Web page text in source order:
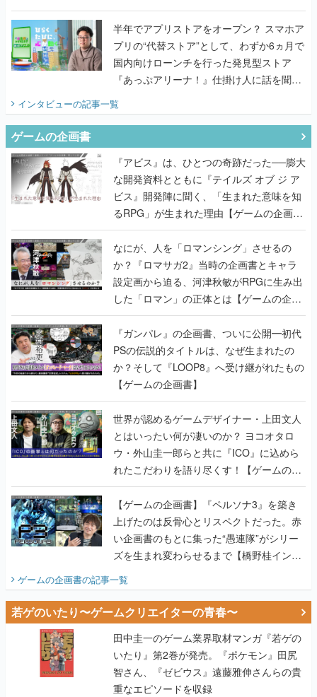
うこだわりをプロデューサーに聞いた
半年でアプリストアをオープン？ スマホア
プリの“代替ストア”として、わずか6ヵ月で
国内向けローンチを行った発見型ストア
『あっぷアリーナ！』仕掛け人に話を聞い
てみた
インタビューの記事一覧
ゲームの企画書
『アビス』は、ひとつの奇跡だった──膨大
な開発資料とともに『テイルズ オブ ジ ア
ビス』開発陣に聞く、「生まれた意味を知
るRPG」が生まれた理由【ゲームの企画
書】
なにが、人を「ロマンシング」させるの
か？『ロマサガ2』当時の企画書とキャラ
設定画から迫る、河津秋敏がRPGに生み出
した「ロマン」の正体とは【ゲームの企画
書】
『ガンパレ』の企画書、ついに公開━初代
PSの伝説的タイトルは、なぜ生まれたの
か？そして『LOOP8』へ受け継がれたもの
【ゲームの企画書】
世界が認めるゲームデザイナー・上田文人
とはいったい何が凄いのか？ ヨコオタロ
ウ・外山圭一郎らと共に『ICO』に込めら
れたこだわりを語り尽くす！【ゲームの企
画書】
【ゲームの企画書】『ペルソナ3』を築き
上げたのは反骨心とリスペクトだった。赤
い企画書のもとに集った“愚連隊”がシリー
ズを生まれ変わらせるまで【橋野桂インタ
ビュー】
ゲームの企画書の記事一覧
若ゲのいたり〜ゲームクリエイターの青春〜
田中圭一のゲーム業界取材マンガ『若ゲの
いたり』第2巻が発売。『ポケモン』田尻
智さん、『ゼビウス』遠藤雅伸さんらの貴
重なエピソードを収録